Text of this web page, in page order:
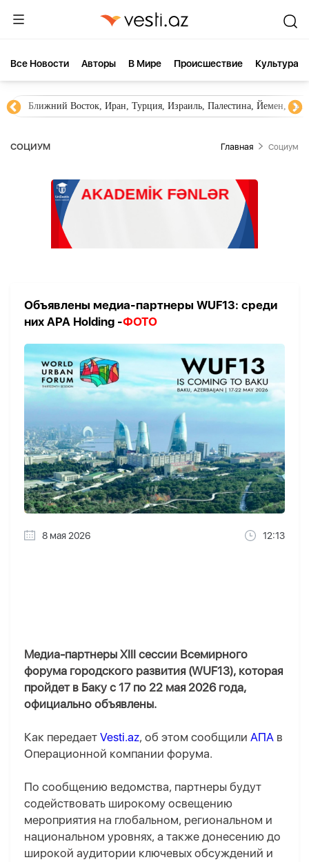
Все Новости Aвторы В Мире Происшествие Культура
Ближний Восток, Иран, Турция, Израиль, Палестина, Йемен,
СОЦИУМ Главная Социум
Объявлены медиа-партнеры WUF13: среди
них APA Holding -ФОТО
8 мая 2026 12:13
Медиа-партнеры XIII сессии Всемирного
форума городского развития (WUF13), которая
пройдет в Баку с 17 по 22 мая 2026 года,
официально объявлены.
Как передает Vesti.az, об этом сообщили АПА в
Операционной компании форума.
По сообщению ведомства, партнеры будут
содействовать широкому освещению
мероприятия на глобальном, региональном и
национальном уровнях, а также донесению до
широкой аудитории ключевых обсуждений и